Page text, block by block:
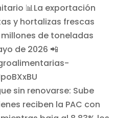
sin renovarse: Sube
reciben la PAC con